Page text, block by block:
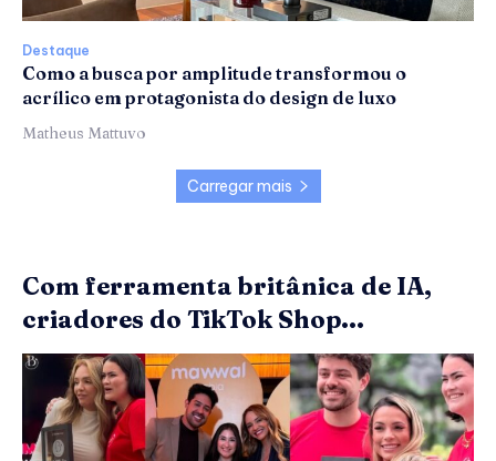
Destaque
Como a busca por amplitude transformou o
acrílico em protagonista do design de luxo
Matheus Mattuvo
Carregar mais
Com ferramenta britânica de IA,
criadores do TikTok Shop...